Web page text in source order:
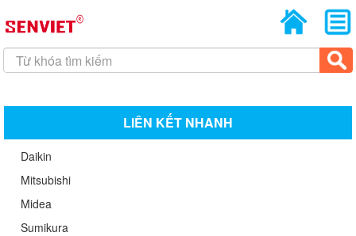
LIÊN KẾT NHANH
Daikin
Mitsubishi
Midea
Sumikura